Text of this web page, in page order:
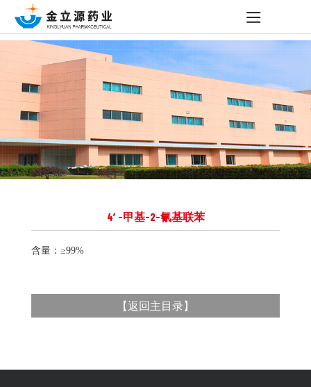
4′-甲基-2-氰基联苯
含量：≥99%
【返回主目录】